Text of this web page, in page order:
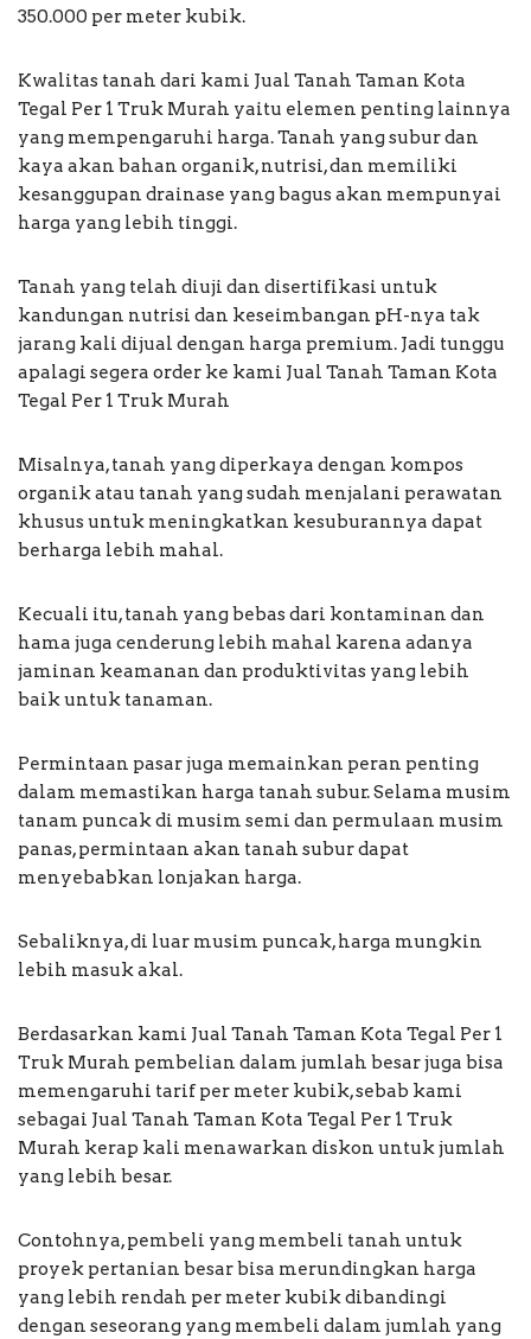
350.000 per meter kubik.
Kwalitas tanah dari kami Jual Tanah Taman Kota
Tegal Per 1 Truk Murah yaitu elemen penting lainnya
yang mempengaruhi harga. Tanah yang subur dan
kaya akan bahan organik, nutrisi, dan memiliki
kesanggupan drainase yang bagus akan mempunyai
harga yang lebih tinggi.
Tanah yang telah diuji dan disertifikasi untuk
kandungan nutrisi dan keseimbangan pH-nya tak
jarang kali dijual dengan harga premium. Jadi tunggu
apalagi segera order ke kami Jual Tanah Taman Kota
Tegal Per 1 Truk Murah
Misalnya, tanah yang diperkaya dengan kompos
organik atau tanah yang sudah menjalani perawatan
khusus untuk meningkatkan kesuburannya dapat
berharga lebih mahal.
Kecuali itu, tanah yang bebas dari kontaminan dan
hama juga cenderung lebih mahal karena adanya
jaminan keamanan dan produktivitas yang lebih
baik untuk tanaman.
Permintaan pasar juga memainkan peran penting
dalam memastikan harga tanah subur. Selama musim
tanam puncak di musim semi dan permulaan musim
panas, permintaan akan tanah subur dapat
menyebabkan lonjakan harga.
Sebaliknya, di luar musim puncak, harga mungkin
lebih masuk akal.
Berdasarkan kami Jual Tanah Taman Kota Tegal Per 1
Truk Murah pembelian dalam jumlah besar juga bisa
memengaruhi tarif per meter kubik, sebab kami
sebagai Jual Tanah Taman Kota Tegal Per 1 Truk
Murah kerap kali menawarkan diskon untuk jumlah
yang lebih besar.
Contohnya, pembeli yang membeli tanah untuk
proyek pertanian besar bisa merundingkan harga
yang lebih rendah per meter kubik dibandingi
dengan seseorang yang membeli dalam jumlah yang